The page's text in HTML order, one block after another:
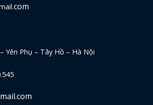
com
Yên Phụ – Tây Hồ – Hà Nội